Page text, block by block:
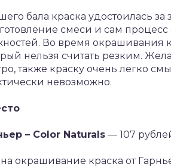
бала краска удостоилась за
смеси и сам
Во время окрашивания
нельзя считать резким.
также краску очень легко
невозможно.
– Color Naturals — 107
на окрашивание краска от